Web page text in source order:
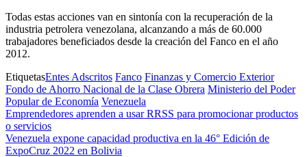
Todas estas acciones van en sintonía con la recuperación de la
industria petrolera venezolana, alcanzando a más de 60.000
trabajadores beneficiados desde la creación del Fanco en el año
2012.
EtiquetasEntes Adscritos Fanco Finanzas y Comercio Exterior
Fondo de Ahorro Nacional de la Clase Obrera Ministerio del Poder
Popular de Economía Venezuela
Emprendedores aprenden a usar RRSS para promocionar productos
o servicios
Venezuela expone capacidad productiva en la 46° Edición de
ExpoCruz 2022 en Bolivia